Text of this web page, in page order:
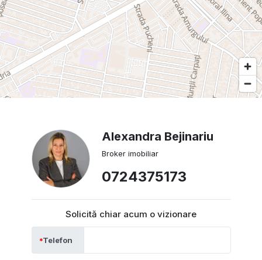
Alexandra Bejinariu
Broker imobiliar
0724375173
Solicită chiar acum o vizionare
Telefon